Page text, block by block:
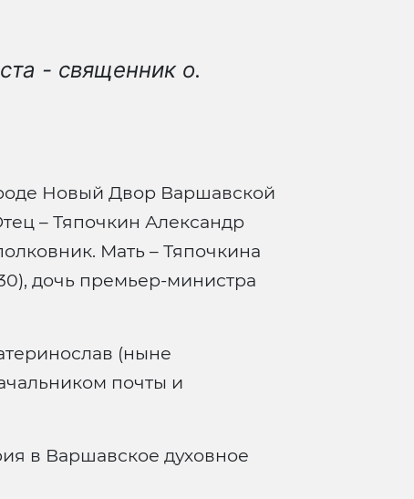
- священник о.
Новый Двор Варшавской
– Тяпочкин Александр
Мать – Тяпочкина
дочь премьер-министра
(ныне
почты и
в Варшавское духовное